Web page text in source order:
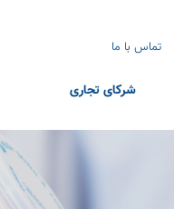
تماس با ما
شرکای تجاری